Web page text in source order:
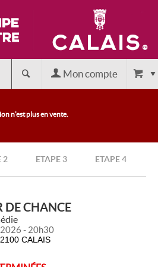
Mon compte
n'est plus en vente.
2 ETAPE 3 ETAPE 4
DE CHANCE
- 20h30
CALAIS